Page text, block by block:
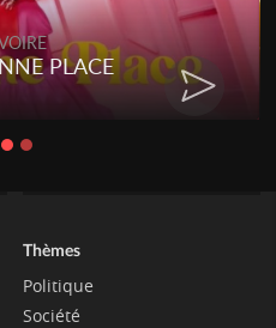
PLACE
Thèmes
Politique
Société